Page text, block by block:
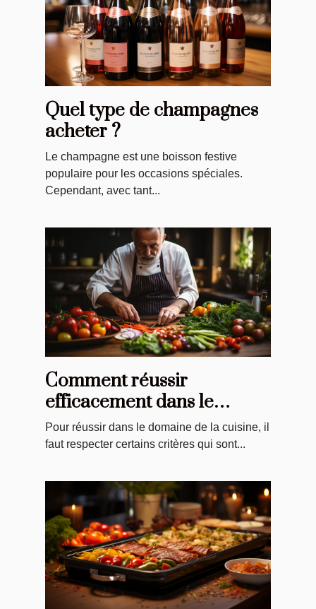
Quel type de champagnes
acheter ?
Le champagne est une boisson festive
populaire pour les occasions spéciales.
Cependant, avec tant...
Comment réussir
efficacement dans le
domaine de la cuisine ?
Pour réussir dans le domaine de la cuisine, il
faut respecter certains critères qui sont...